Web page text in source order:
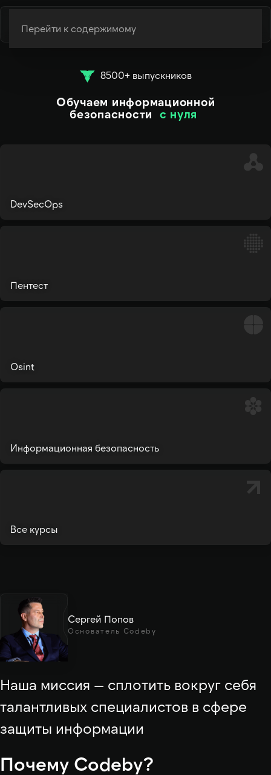
Перейти к содержимому
8500+ выпускников
Обучаем информационной
безопасности с нуля
DevSecOps
Пентест
Osint
Информационная безопасность
Все курсы
Сергей Попов
Основатель Codeby
Наша миссия — сплотить вокруг себя
талантливых специалистов в сфере
защиты информации
Почему Codeby?